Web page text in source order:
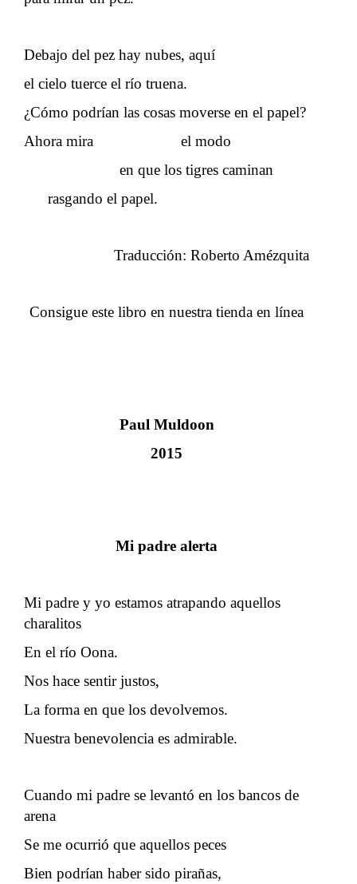
Debajo del pez hay nubes, aquí
el cielo tuerce el río truena.
¿Cómo podrían las cosas moverse en el papel?
Ahora mira el modo
en que los tigres caminan
rasgando el papel.
Traducción: Roberto Amézquita
Consigue este libro en nuestra tienda en línea
Paul Muldoon
2015
Mi padre alerta
Mi padre y yo estamos atrapando aquellos
charalitos
En el río Oona.
Nos hace sentir justos,
La forma en que los devolvemos.
Nuestra benevolencia es admirable.
Cuando mi padre se levantó en los bancos de
arena
Se me ocurrió que aquellos peces
Bien podrían haber sido pirañas,